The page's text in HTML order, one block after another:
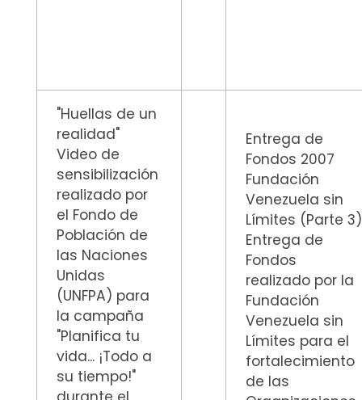
"Huellas de un
realidad"
Video de
sensibilización
realizado por
el Fondo de
Población de
las Naciones
Unidas
(UNFPA) para
la campaña
"Planifica tu
vida... ¡Todo a
su tiempo!"
Entrega de
Fondos 2007
Fundación
Venezuela sin
Límites (Parte 3)
Entrega de
Fondos
realizado por la
Fundación
Venezuela sin
Límites para el
fortalecimiento
de las